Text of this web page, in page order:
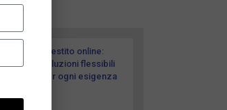
Prestito online:
soluzioni flessibili
per ogni esigenza